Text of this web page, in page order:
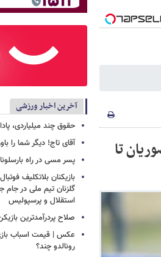
تا
آخرین اخبار ورزشی
حقوق چند میلیاردی،
آقای تاج! دیگر شما را
پسر مسی در راه
بازیکنان بلاتکلیف
گلزنان تیم ملی در جام
استقلال و پرسپولیس
صلاح پردرآمدترین
عکس | قیمت اسباب
رونالدو چند؟